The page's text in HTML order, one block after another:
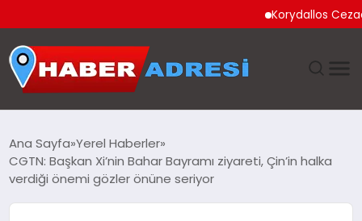
Korydallos
GÜNDEM
Ana Sayfa Yerel Haberler
CGTN: Başkan Xi’nin Bahar Bayramı ziyareti, Çin’in halka
verdiği önemi gözler önüne seriyor